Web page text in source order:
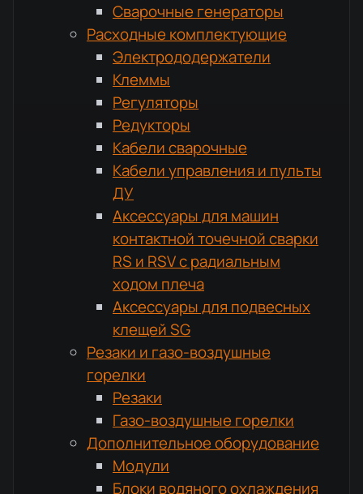
Сварочные генераторы
Расходные комплектующие
Электрододержатели
Клеммы
Регуляторы
Редукторы
Кабели сварочные
Кабели управления и пульты
ДУ
Аксессуары для машин
контактной точечной сварки
RS и RSV с радиальным
ходом плеча
Аксессуары для подвесных
клещей SG
Резаки и газо-воздушные
горелки
Резаки
Газо-воздушные горелки
Дополнительное оборудование
Модули
Блоки водяного охлаждения